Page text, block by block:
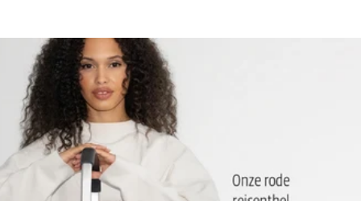
stabiliteit en beschermt tegen vuil en vocht bij het neerzetten